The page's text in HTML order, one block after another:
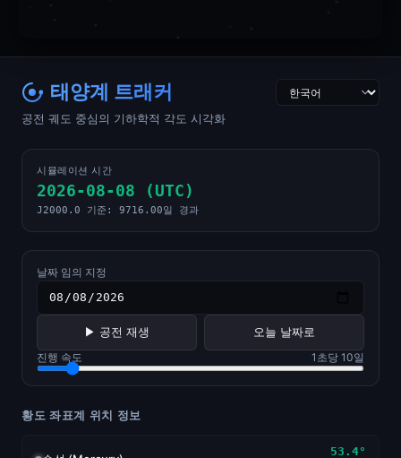
태양계 트래커
공전 궤도 중심의 기하학적 각도 시각화
시뮬레이션 시간
2026-08-08 (UTC)
J2000.0 기준: 9716.00일 경과
날짜 임의 지정
▶ 공전 재생
오늘 날짜로
진행 속도
1초당 10일
황도 좌표계 위치 정보
53.4°
태양계 트래커 (KO) Solar System Tracker (EN) 太陽系